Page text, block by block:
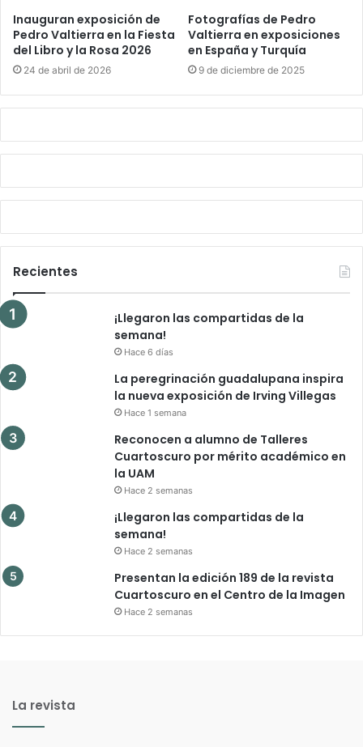
Inauguran exposición de
Pedro Valtierra en la Fiesta
del Libro y la Rosa 2026
24 de abril de 2026
Fotografías de Pedro
Valtierra en exposiciones
en España y Turquía
9 de diciembre de 2025
Recientes
¡Llegaron las compartidas de la
semana!
Hace 6 días
La peregrinación guadalupana inspira
la nueva exposición de Irving Villegas
Hace 1 semana
Reconocen a alumno de Talleres
Cuartoscuro por mérito académico en
la UAM
Hace 2 semanas
¡Llegaron las compartidas de la
semana!
Hace 2 semanas
Presentan la edición 189 de la revista
Cuartoscuro en el Centro de la Imagen
Hace 2 semanas
La revista